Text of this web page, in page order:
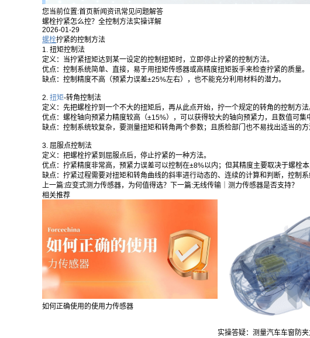
您当前位置:首页新闻资讯常见问题解答
螺栓拧紧怎么控？全控制方法实操详解
2026-01-29
螺栓拧紧的控制方法
1. 扭矩控制法
定义：当拧紧扭矩达到某一设定的控制扭矩时，立即停止拧紧的控制方法。
优点：控制系统简单、直接，易于用扭矩传感器或高精度扭矩扳手来检查拧紧的质量。
缺点：控制精度不高（预紧力误差±25%左右），也不能充分利用材料的潜力。
2. 扭矩-转角控制法
定义：先把螺栓拧到一个不大的扭矩后，再从此点开始，拧一个规定的转角的控制方法
优点：螺栓轴向预紧力精度较高（±15%），可以获得较大的轴向预紧力，且数值可集
缺点：控制系统较复杂，要测量扭矩和转角两个参数；且质检部门也不易找出适当的方
3. 屈服点控制法
定义：把螺栓拧紧到屈服点后，停止拧紧的一种方法。
优点：拧紧精度非常高，预紧力误差可以控制在±8%以内；但其精度主要取决于螺栓本
缺点：拧紧过程需要对扭矩和转角曲线的斜率进行动态的、连续的计算和判断，控制
上一篇:应变式测力传感器，为何值得选？ 下一篇:无线传输｜测力传感器是否支持？
相关推荐
如何正确使用的使用力传感器
实操答疑：测量汽车车窗防夹